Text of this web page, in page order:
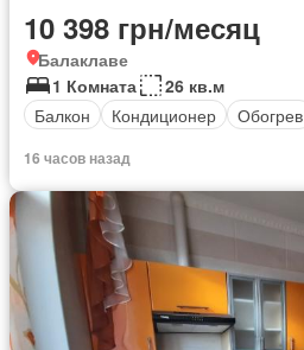
10 398 грн/месяц
Балаклаве
1 Комната
26 кв.м
Балкон
Кондиционер Обогрев
16 часов назад